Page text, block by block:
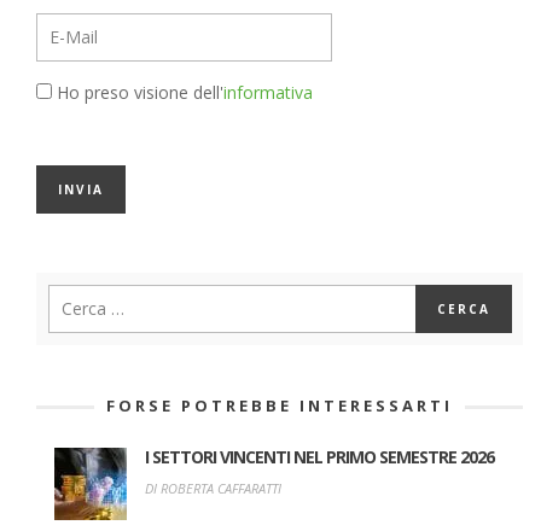
Ho preso visione dell'informativa
FORSE POTREBBE INTERESSARTI
I SETTORI VINCENTI NEL PRIMO SEMESTRE 2026
DI ROBERTA CAFFARATTI